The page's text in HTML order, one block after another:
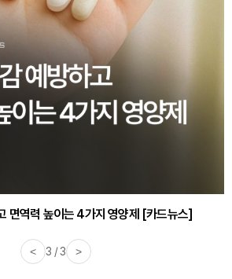
면역력 높이는 4가지 영양제 [카드뉴스]
< 3 / 3 >